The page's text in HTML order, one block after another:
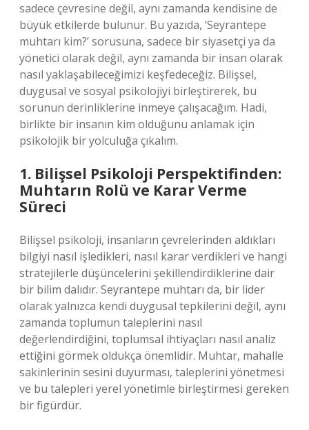
sadece çevresine değil, aynı zamanda kendisine de
büyük etkilerde bulunur. Bu yazıda, ‘Seyrantepe
muhtarı kim?’ sorusuna, sadece bir siyasetçi ya da
yönetici olarak değil, aynı zamanda bir insan olarak
nasıl yaklaşabileceğimizi keşfedeceğiz. Bilişsel,
duygusal ve sosyal psikolojiyi birleştirerek, bu
sorunun derinliklerine inmeye çalışacağım. Hadi,
birlikte bir insanın kim olduğunu anlamak için
psikolojik bir yolculuğa çıkalım.
1. Bilişsel Psikoloji Perspektifinden:
Muhtarın Rolü ve Karar Verme
Süreci
Bilişsel psikoloji, insanların çevrelerinden aldıkları
bilgiyi nasıl işledikleri, nasıl karar verdikleri ve hangi
stratejilerle düşüncelerini şekillendirdiklerine dair
bir bilim dalıdır. Seyrantepe muhtarı da, bir lider
olarak yalnızca kendi duygusal tepkilerini değil, aynı
zamanda toplumun taleplerini nasıl
değerlendirdiğini, toplumsal ihtiyaçları nasıl analiz
ettiğini görmek oldukça önemlidir. Muhtar, mahalle
sakinlerinin sesini duyurması, taleplerini yönetmesi
ve bu talepleri yerel yönetimle birleştirmesi gereken
bir figürdür.